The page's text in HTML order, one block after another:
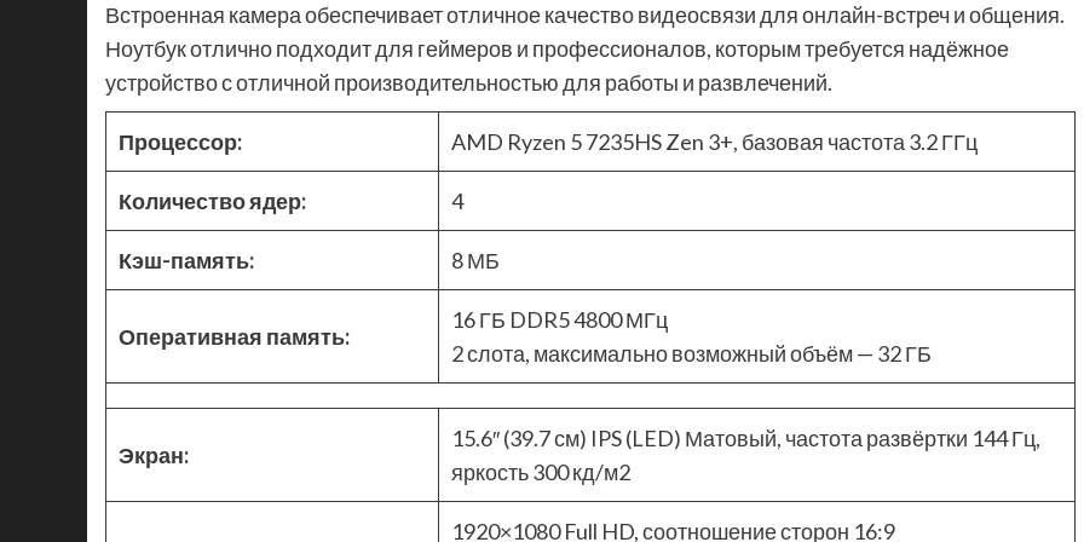
Встроенная камера обеспечивает отличное качество видеосвязи для онлайн-встреч и общения.
Ноутбук отлично подходит для геймеров и профессионалов, которым требуется надёжное
устройство с отличной производительностью для работы и развлечений.
Процессор: AMD Ryzen 5 7235HS Zen 3+, базовая частота 3.2 ГГц
Количество ядер: 4
Кэш-память: 8 МБ
Оперативная память:
16 ГБ DDR5 4800 МГц
2 слота, максимально возможный объём — 32 ГБ
Экран:
15.6″ (39.7 см) IPS (LED) Матовый, частота развёртки 144 Гц,
яркость 300 кд/м2
1920×1080 Full HD, соотношение сторон 16:9